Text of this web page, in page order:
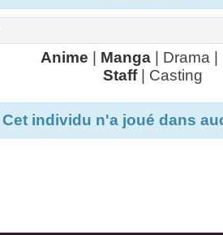
Anime Manga| Drama |
Staff| Casting
Cet individu n'a joué dans